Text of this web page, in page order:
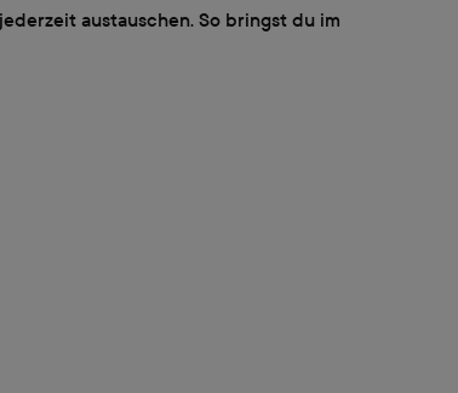
austauschen. So bringst du im